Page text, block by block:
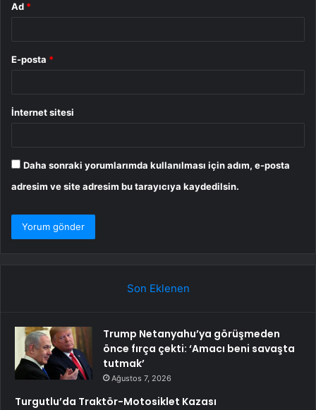
Ad *
E-posta *
İnternet sitesi
Daha sonraki yorumlarımda kullanılması için adım, e-posta
adresim ve site adresim bu tarayıcıya kaydedilsin.
Son Eklenen
Trump Netanyahu’ya görüşmeden
önce fırça çekti: ‘Amacı beni savaşta
tutmak’
Ağustos 7, 2026
Turgutlu’da Traktör-Motosiklet Kazası